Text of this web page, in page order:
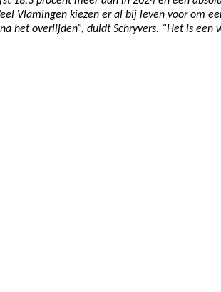
Vlamingen kiezen er al bij leven voor om
het overlijden”, duidt Schryvers. “Het is